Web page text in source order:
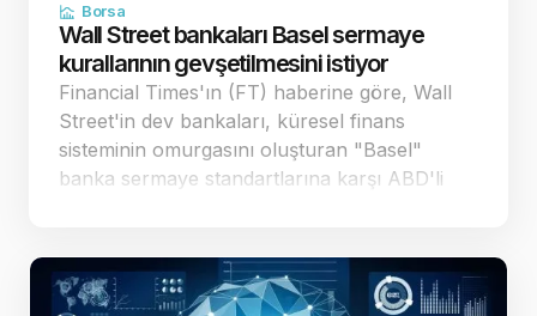
Borsa
Wall Street bankaları Basel sermaye
kurallarının gevşetilmesini istiyor
Financial Times'ın (FT) haberine göre, Wall
Street'in dev bankaları, küresel finans
sisteminin omurgasını oluşturan "Basel"
banka sermaye standartlarına karşı ABD'li
dolar büyüklü…